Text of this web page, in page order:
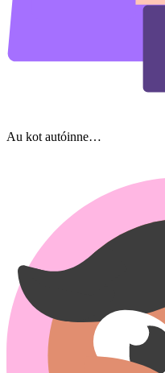
Au kot autóinne…